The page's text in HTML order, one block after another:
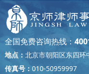
全国免费咨询热线：
地点： 北京市朝阳区东四环
传真号： 010-50959997